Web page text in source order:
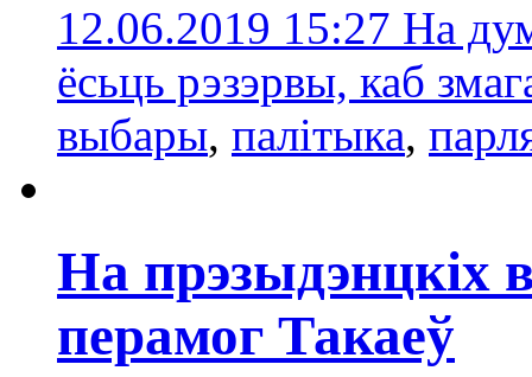
12.06.2019 15:27 На
ёсьць рэзэрвы, каб
выбары, палітыка,
На прэзыдэнцкіх
перамог Такаеў